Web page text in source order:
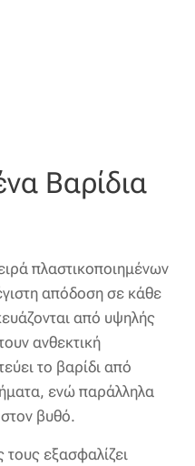
Βαρίδια
πλαστικοποιημένων
απόδοση σε κάθε
από υψηλής
ανθεκτική
το βαρίδι από
ενώ παράλληλα
βυθό.
εξασφαλίζει